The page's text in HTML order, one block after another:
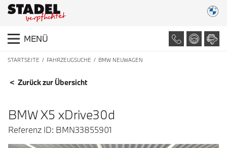
MENÜ
STARTSEITE FAHRZEUGSUCHE BMW NEUWAGEN
FAHRZEUGDETAILS
< Zurück zur Übersicht
BMW X5 xDrive30d
Referenz ID: BMN33855901